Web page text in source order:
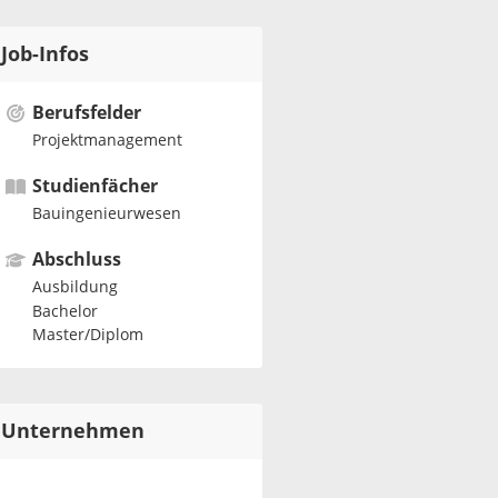
Job-Infos
Berufsfelder
Projektmanagement
Studienfächer
Bauingenieurwesen
Abschluss
Ausbildung
Bachelor
Master/Diplom
Unternehmen